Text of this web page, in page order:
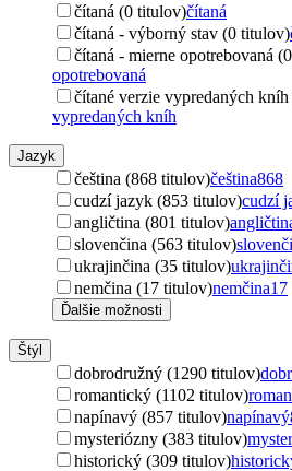
čítaná (0 titulov)čítaná
čítaná - výborný stav (0 titulov)
čítaná - mierne opotrebovaná
opotrebovaná
čítané verzie vypredaných
vypredaných kníh
Jazyk
čeština (868 titulov)čeština868
cudzí jazyk (853 titulov)cudzí
angličtina (801 titulov)
slovenčina (563 titulov)
ukrajinčina (35 titulov)
nemčina (17 titulov)nemčina17
Ďalšie možnosti
Štýl
dobrodružný (1290 titulov)
romantický (1102 titulov)
napínavý (857 titulov)napínavý
mysteriózny (383 titulov)
historický (309 titulov)